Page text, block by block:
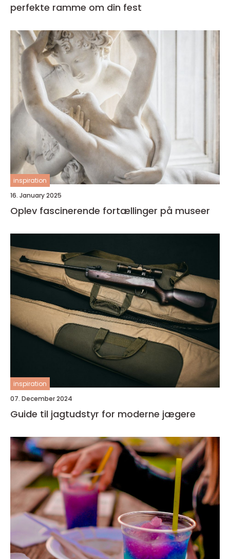
perfekte ramme om din fest
inspiration
16. January 2025
Oplev fascinerende fortællinger på museer
inspiration
07. December 2024
Guide til jagtudstyr for moderne jægere